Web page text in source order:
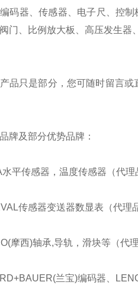
码器、传感器、电子尺、控
门、比例放大板、高压发生器
品只是部分，您可随时留言
牌及部分优势品牌：
平传感器，温度传感器（代理
传感器变送器数显表（代理
摩西)轴承,导轨，滑块等（代理
兰宝)编码器、